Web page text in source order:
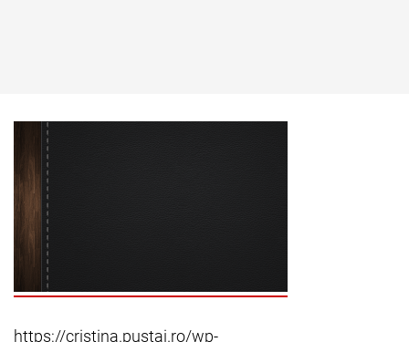
https://cristina.pustai.ro/wp-